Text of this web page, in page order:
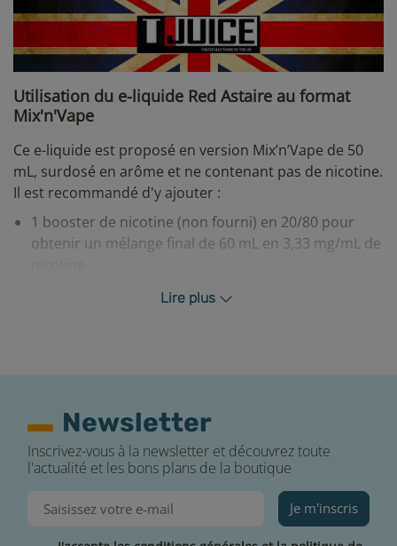
Utilisation du e-liquide Red Astaire au format
Mix'n'Vape
Ce e-liquide est proposé en version Mix’n’Vape de 50
mL, surdosé en arôme et ne contenant pas de nicotine.
Il est recommandé d'y ajouter :
1 booster de nicotine (non fourni) en 20/80 pour
obtenir un mélange final de 60 mL en 3,33 mg/mL de
un mélange final de 60 mL sans nicotine
En conséquence, pensez à bien vérifier la compatibilité
de votre matériel avec ce type de e-liquide épais pour
ne pas altérer la durée de vie de vos résistances.
Lire plus
Newsletter
Inscrivez-vous à la newsletter et découvrez toute
l'actualité et les bons plans de la boutique
Je m'inscris